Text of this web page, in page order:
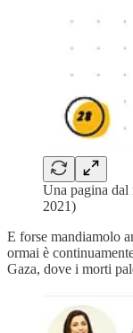
Una pagina
2021)
E forse mandiamolo
ormai è
Gaza, dove i morti